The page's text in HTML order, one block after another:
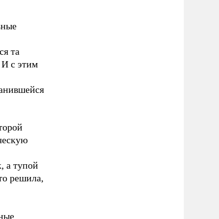
та
И с этим
а тупой
решила,